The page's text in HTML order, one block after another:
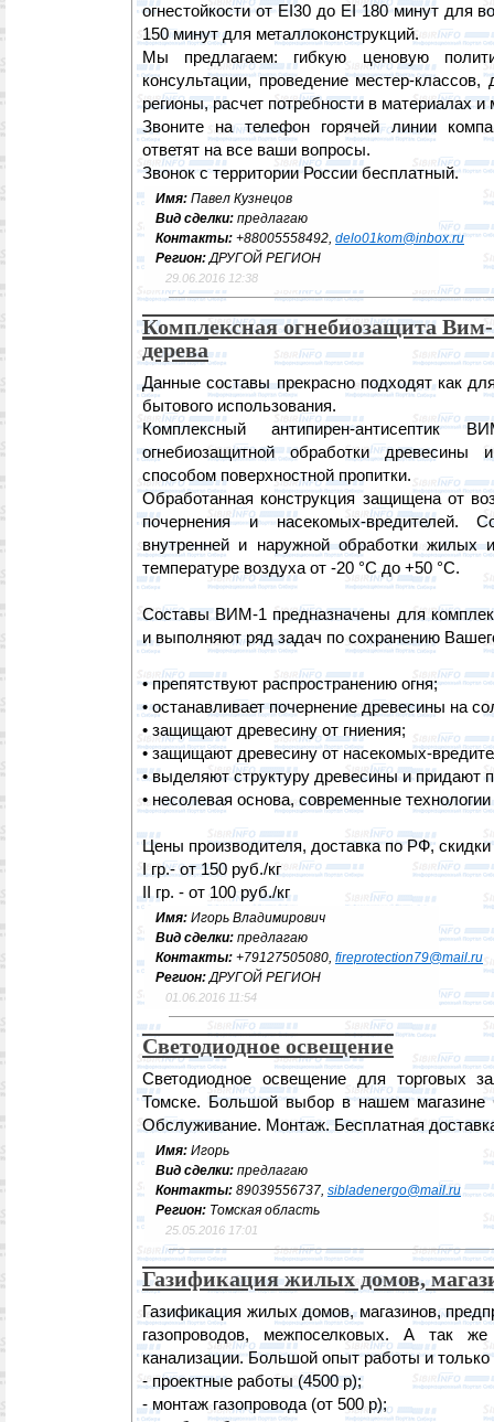
огнестойкости от EI30 до EI 180 минут для
150 минут для металлоконструкций.
Мы предлагаем: гибкую ценовую
консультации, проведение местер-классов,
регионы, расчет потребности в материалах и
Звоните на телефон горячей линии
ответят на все ваши вопросы.
Звонок с территории России бесплатный.
Имя: Павел Кузнецов
Вид сделки: предлагаю
Контакты: +88005558492, delo01kom@inbox.ru
Регион:ДРУГОЙ РЕГИОН
29.06.2016 12:38
Комплексная огнебиозащита
дерева
Данные составы прекрасно подходят как
бытового использования.
Комплексный антипирен-антисептик
огнебиозащитной обработки
способом поверхностной пропитки.
Обработанная конструкция защищена от
почернения и насекомых-вредителей.
внутренней и наружной обработки
температуре воздуха от -20 °С до +50 °С.
Составы ВИМ-1 предназначены для
и выполняют ряд задач по сохранению
• препятствуют распространению огня;
• останавливает почернение древесины на
• защищают древесину от гниения;
• защищают древесину от насекомых-
• выделяют структуру древесины и придают
• несолевая основа, современные
Цены производителя, доставка по РФ, скидки
I гр.- от 150 руб./кг
II гр. - от 100 руб./кг
Имя: Игорь Владимирович
Вид сделки: предлагаю
Контакты: +79127505080, fireprotection79@mail.ru
Регион:ДРУГОЙ РЕГИОН
01.06.2016 11:54
Светодиодное освещение
Светодиодное освещение для торговых
Томске. Большой выбор в нашем магазине
Обслуживание. Монтаж. Бесплатная
Имя: Игорь
Вид сделки: предлагаю
Контакты: 89039556737, sibladenergo@mail.ru
Регион: Томская область
25.05.2016 17:01
Газификация жилых домов,
Газификация жилых домов, магазинов,
газопроводов, межпоселковых. А так же
канализации. Большой опыт работы и
- проектные работы (4500 р);
- монтаж газопровода (от 500 р);